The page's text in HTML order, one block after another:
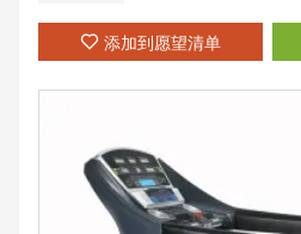
添加到愿望清单